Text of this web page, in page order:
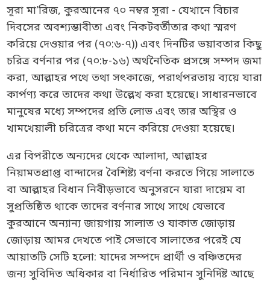
সূরা মা’রিজ, ‍কুরআনের ৭০ নম্বর সূরা - যেখানে বিচার
দিবসের অবশ্যম্ভাবীতা এবং নিকটবর্তীতার কথা স্মরণ
করিয়ে দেওয়ার পর (৭০:৬-৭)) এবং দিনটির ভয়াবতার কিছু
চরিত্র বর্ণনার পর (৭০:৮-১৬) অর্থনৈতিক প্রসঙ্গে সম্পদ জমা
করা, আল্লাহর পথে তথা সৎকাজে, পরার্থপরতায় ব্যয়ে যারা
কার্পণ্য করে তাদের কথা উল্লেখ করা হয়েছে। সাধারনভাবে
মানুষের মধ্যে সম্পদের প্রতি লোভ এবং তার অস্থির ও
খামখেয়ালী চরিত্রের কথা মনে করিয়ে দেওয়া হয়েছে।
এর বিপরীতে অন্যদের থেকে আলাদা, আল্লাহর
নিয়ামতপ্রাপ্ত বান্দাদের বৈশিষ্ট্য বর্ণনা করতে গিয়ে সালাতে
বা আল্লাহর বিধান নিবীড়ভাবে অনুসরনে যারা দায়েম বা
সুপ্রতিষ্ঠিত থাকে তাদের বর্ণনার সাথে সাথে যেভাবে
কুরআনে অন্যান্য জায়গায় সালাত ও যাকাত জোড়ায়
জোড়ায় আমর দেখতে পাই সেভাবে সালাতের পরেই যে
আয়াতটি সেটি হলো: যাদের সম্পদে প্রার্থী ও বঞ্চিতদের
জন্য সুবিদিত অধিকার বা নির্ধারিত পরিমান সুনির্দিষ্ট আছে